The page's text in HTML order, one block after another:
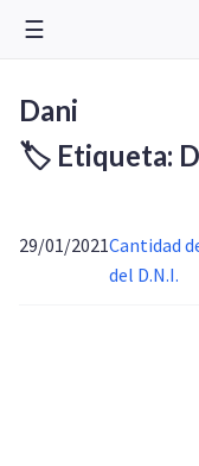
☰
Dani
🏷️ Etiqueta:
29/01/2021Cantidad
del D.N.I.